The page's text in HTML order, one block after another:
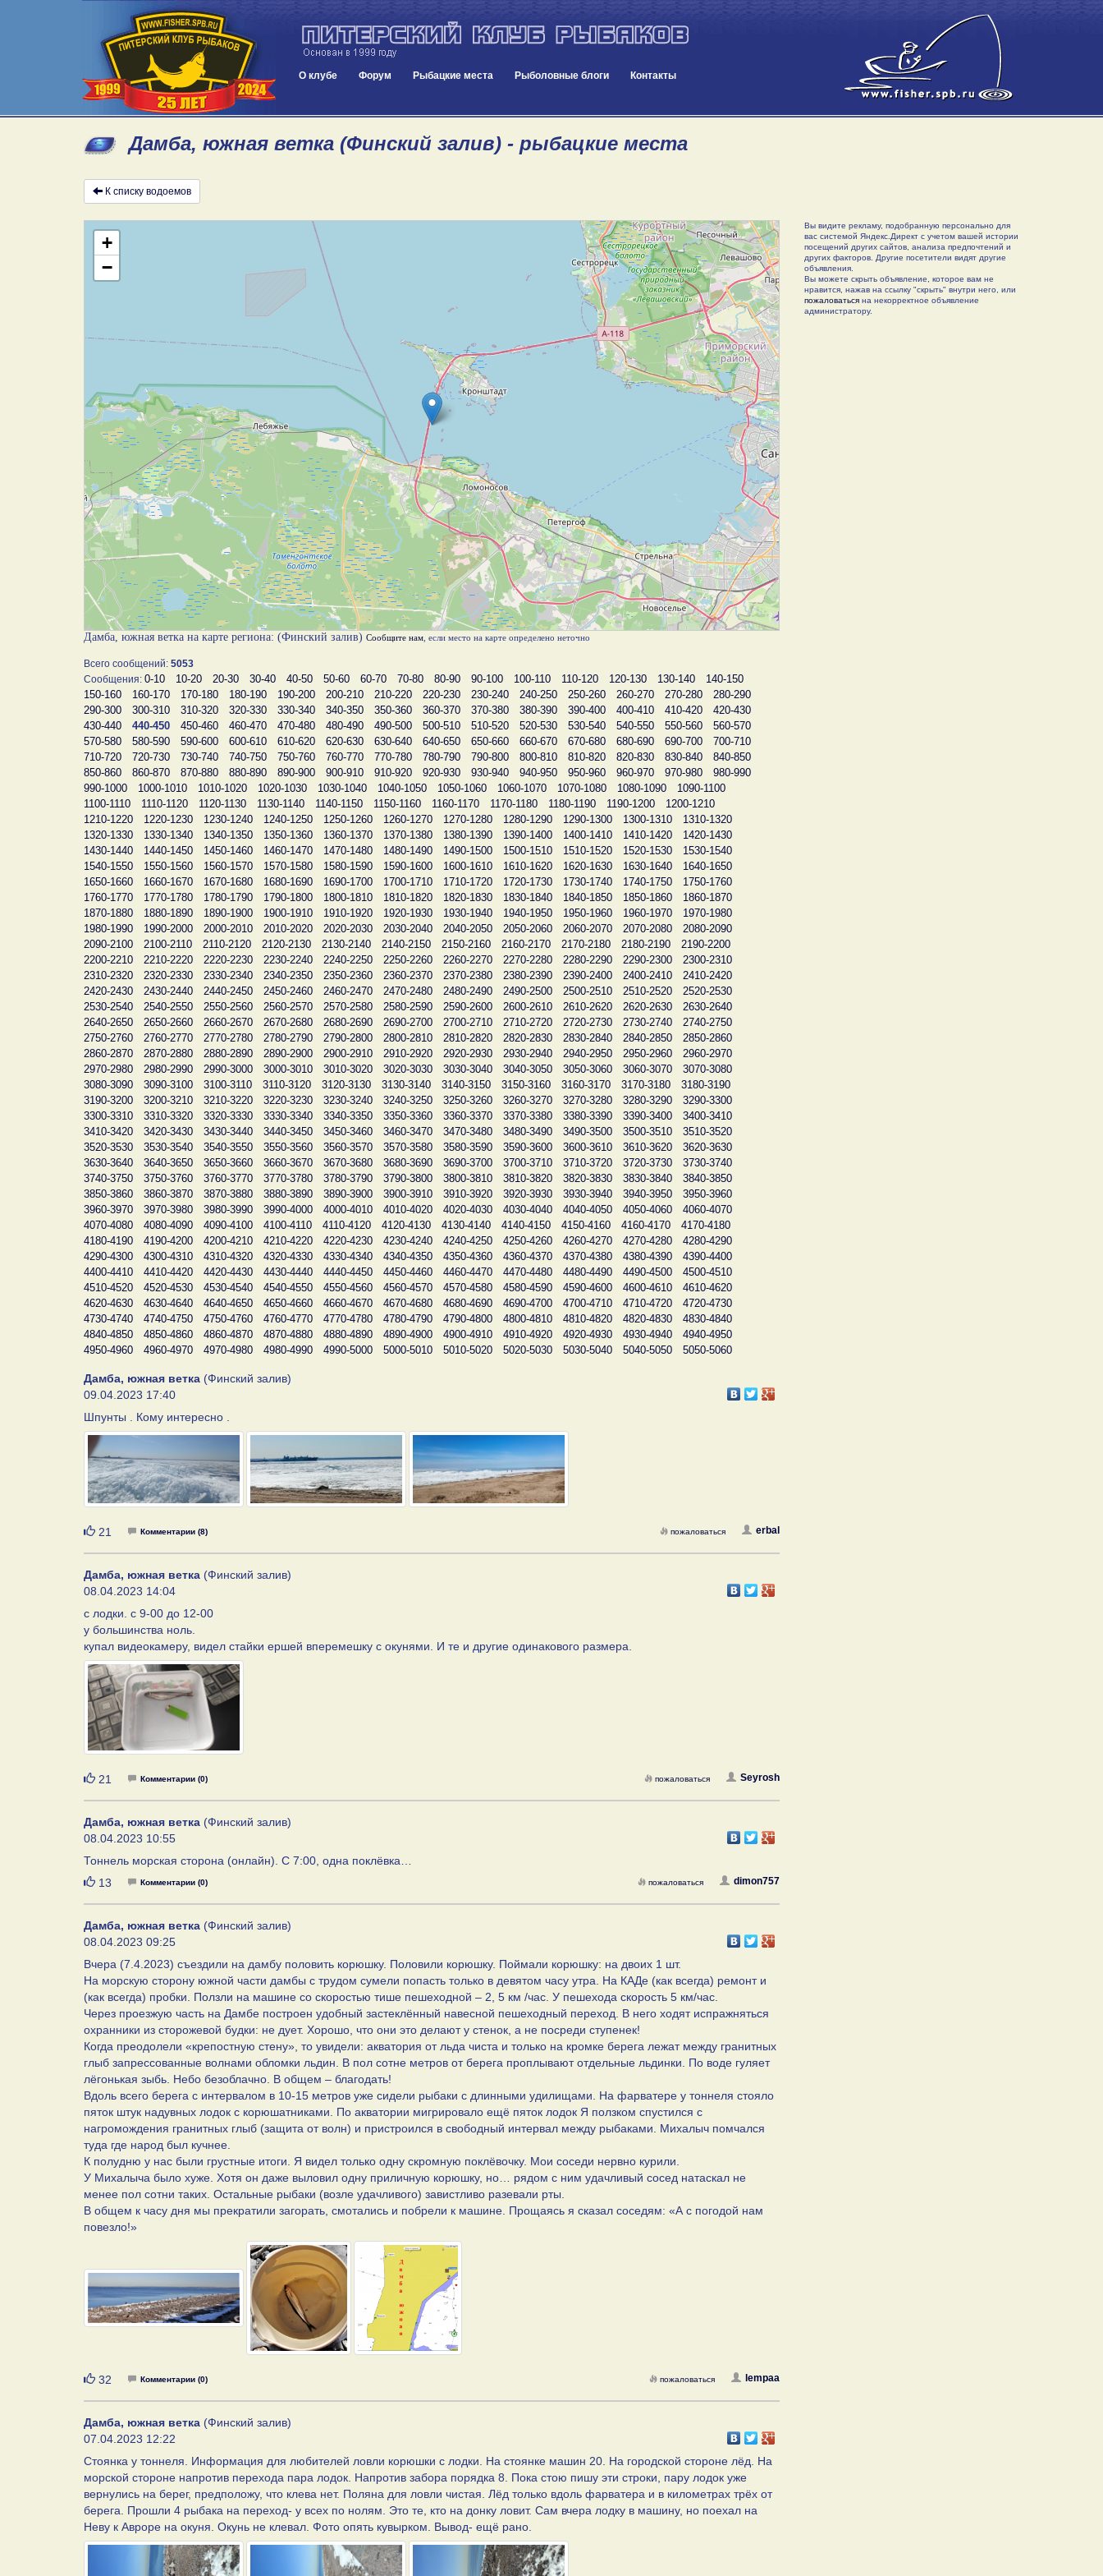
О клубе Форум Рыбацкие места Рыболовные блоги Контакты
Дамба, южная ветка (Финский залив) - рыбацкие места
К списку водоемов
+
−
Дамба, южная ветка на карте региона: (Финский залив) Сообщите нам , если место на карте определено неточно
Всего сообщений: 5053
Сообщения: 0-10 10-20 20-30 30-40 40-50 50-60 60-70 70-80 80-90 90-100 100-110 110-120 120-130 130-140
140-150
150-160
160-170 170-180 180-190 190-200 200-210 210-220 220-230 230-240 240-250 250-260 260-270 270-280
280-290
290-300
300-310 310-320 320-330 330-340 340-350 350-360 360-370 370-380 380-390 390-400 400-410 410-420
420-430
430-440
440-450 450-460 460-470 470-480 480-490 490-500 500-510 510-520 520-530 530-540 540-550 550-560
560-570
570-580
580-590 590-600 600-610 610-620 620-630 630-640 640-650 650-660 660-670 670-680 680-690 690-700
700-710
710-720
720-730 730-740 740-750 750-760 760-770 770-780 780-790 790-800 800-810 810-820 820-830 830-840
840-850
850-860
860-870 870-880 880-890 890-900 900-910 910-920 920-930 930-940 940-950 950-960 960-970 970-980
980-990
990-1000
1000-1010 1010-1020 1020-1030 1030-1040 1040-1050 1050-1060 1060-1070 1070-1080 1080-1090
1090-1100
1100-1110
1110-1120 1120-1130 1130-1140 1140-1150 1150-1160 1160-1170 1170-1180 1180-1190 1190-1200
1200-1210
1210-1220
1220-1230 1230-1240 1240-1250 1250-1260 1260-1270 1270-1280 1280-1290 1290-1300 1300-1310
1310-1320
1320-1330
1330-1340 1340-1350 1350-1360 1360-1370 1370-1380 1380-1390 1390-1400 1400-1410 1410-1420
1420-1430
1430-1440
1440-1450 1450-1460 1460-1470 1470-1480 1480-1490 1490-1500 1500-1510 1510-1520 1520-1530
1530-1540
1540-1550
1550-1560 1560-1570 1570-1580 1580-1590 1590-1600 1600-1610 1610-1620 1620-1630 1630-1640
1640-1650
1650-1660
1660-1670 1670-1680 1680-1690 1690-1700 1700-1710 1710-1720 1720-1730 1730-1740 1740-1750
1750-1760
1760-1770
1770-1780 1780-1790 1790-1800 1800-1810 1810-1820 1820-1830 1830-1840 1840-1850 1850-1860
1860-1870
1870-1880
1880-1890 1890-1900 1900-1910 1910-1920 1920-1930 1930-1940 1940-1950 1950-1960 1960-1970
1970-1980
1980-1990
1990-2000 2000-2010 2010-2020 2020-2030 2030-2040 2040-2050 2050-2060 2060-2070 2070-2080
2080-2090
2090-2100
2100-2110 2110-2120 2120-2130 2130-2140 2140-2150 2150-2160 2160-2170 2170-2180 2180-2190
2190-2200
2200-2210
2210-2220 2220-2230 2230-2240 2240-2250 2250-2260 2260-2270 2270-2280 2280-2290 2290-2300
2300-2310
2310-2320
2320-2330 2330-2340 2340-2350 2350-2360 2360-2370 2370-2380 2380-2390 2390-2400 2400-2410
2410-2420
2420-2430
2430-2440 2440-2450 2450-2460 2460-2470 2470-2480 2480-2490 2490-2500 2500-2510 2510-2520
2520-2530
2530-2540
2540-2550 2550-2560 2560-2570 2570-2580 2580-2590 2590-2600 2600-2610 2610-2620 2620-2630
2630-2640
2640-2650
2650-2660 2660-2670 2670-2680 2680-2690 2690-2700 2700-2710 2710-2720 2720-2730 2730-2740
2740-2750
2750-2760
2760-2770 2770-2780 2780-2790 2790-2800 2800-2810 2810-2820 2820-2830 2830-2840 2840-2850
2850-2860
2860-2870
2870-2880 2880-2890 2890-2900 2900-2910 2910-2920 2920-2930 2930-2940 2940-2950 2950-2960
2960-2970
2970-2980
2980-2990 2990-3000 3000-3010 3010-3020 3020-3030 3030-3040 3040-3050 3050-3060 3060-3070
3070-3080
3080-3090
3090-3100 3100-3110 3110-3120 3120-3130 3130-3140 3140-3150 3150-3160 3160-3170 3170-3180
3180-3190
3190-3200
3200-3210 3210-3220 3220-3230 3230-3240 3240-3250 3250-3260 3260-3270 3270-3280 3280-3290
3290-3300
3300-3310
3310-3320 3320-3330 3330-3340 3340-3350 3350-3360 3360-3370 3370-3380 3380-3390 3390-3400
3400-3410
3410-3420
3420-3430 3430-3440 3440-3450 3450-3460 3460-3470 3470-3480 3480-3490 3490-3500 3500-3510
3510-3520
3520-3530
3530-3540 3540-3550 3550-3560 3560-3570 3570-3580 3580-3590 3590-3600 3600-3610 3610-3620
3620-3630
3630-3640
3640-3650 3650-3660 3660-3670 3670-3680 3680-3690 3690-3700 3700-3710 3710-3720 3720-3730
3730-3740
3740-3750
3750-3760 3760-3770 3770-3780 3780-3790 3790-3800 3800-3810 3810-3820 3820-3830 3830-3840
3840-3850
3850-3860
3860-3870 3870-3880 3880-3890 3890-3900 3900-3910 3910-3920 3920-3930 3930-3940 3940-3950
3950-3960
3960-3970
3970-3980 3980-3990 3990-4000 4000-4010 4010-4020 4020-4030 4030-4040 4040-4050 4050-4060
4060-4070
4070-4080
4080-4090 4090-4100 4100-4110 4110-4120 4120-4130 4130-4140 4140-4150 4150-4160 4160-4170
4170-4180
4180-4190
4190-4200 4200-4210 4210-4220 4220-4230 4230-4240 4240-4250 4250-4260 4260-4270 4270-4280
4280-4290
4290-4300
4300-4310 4310-4320 4320-4330 4330-4340 4340-4350 4350-4360 4360-4370 4370-4380 4380-4390
4390-4400
4400-4410
4410-4420 4420-4430 4430-4440 4440-4450 4450-4460 4460-4470 4470-4480 4480-4490 4490-4500
4500-4510
4510-4520
4520-4530 4530-4540 4540-4550 4550-4560 4560-4570 4570-4580 4580-4590 4590-4600 4600-4610
4610-4620
4620-4630
4630-4640 4640-4650 4650-4660 4660-4670 4670-4680 4680-4690 4690-4700 4700-4710 4710-4720
4720-4730
4730-4740
4740-4750 4750-4760 4760-4770 4770-4780 4780-4790 4790-4800 4800-4810 4810-4820 4820-4830
4830-4840
4840-4850
4850-4860 4860-4870 4870-4880 4880-4890 4890-4900 4900-4910 4910-4920 4920-4930 4930-4940
4940-4950
4950-4960
4960-4970 4970-4980 4980-4990 4990-5000 5000-5010 5010-5020 5020-5030 5030-5040 5040-5050 5050-5060
Дамба, южная ветка (Финский залив)
09.04.2023 17:40
Шпунты . Кому интересно .
Нравится
21 Комментарии (8) erbal
пожаловаться
Дамба, южная ветка (Финский залив)
08.04.2023 14:04
с лодки. с 9-00 до 12-00
у большинства ноль.
купал видеокамеру, видел стайки ершей вперемешку с окунями. И те и другие одинакового размера.
Нравится
21 Комментарии (0) Seyrosh
пожаловаться
Дамба, южная ветка (Финский залив)
08.04.2023 10:55
Тоннель морская сторона (онлайн). С 7:00, одна поклёвка…
Нравится
13 Комментарии (0) dimon757
пожаловаться
Дамба, южная ветка (Финский залив)
08.04.2023 09:25
Вчера (7.4.2023) съездили на дамбу половить корюшку. Половили корюшку. Поймали корюшку: на двоих 1 шт.
На морскую сторону южной части дамбы с трудом сумели попасть только в девятом часу утра. На КАДе (как всегда) ремонт и
(как всегда) пробки. Ползли на машине со скоростью тише пешеходной – 2, 5 км /час. У пешехода скорость 5 км/час.
Через проезжую часть на Дамбе построен удобный застеклённый навесной пешеходный переход. В него ходят испражняться
охранники из сторожевой будки: не дует. Хорошо, что они это делают у стенок, а не посреди ступенек!
Когда преодолели «крепостную стену», то увидели: акватория от льда чиста и только на кромке берега лежат между гранитных
глыб запрессованные волнами обломки льдин. В пол сотне метров от берега проплывают отдельные льдинки. По воде гуляет
лёгонькая зыбь. Небо безоблачно. В общем – благодать!
Вдоль всего берега с интервалом в 10-15 метров уже сидели рыбаки с длинными удилищами. На фарватере у тоннеля стояло
пяток штук надувных лодок с корюшатниками. По акватории мигрировало ещё пяток лодок Я ползком спустился с
нагромождения гранитных глыб (защита от волн) и пристроился в свободный интервал между рыбаками. Михалыч помчался
туда где народ был кучнее.
К полудню у нас были грустные итоги. Я видел только одну скромную поклёвочку. Мои соседи нервно курили.
У Михалыча было хуже. Хотя он даже выловил одну приличную корюшку, но… рядом с ним удачливый сосед натаскал не
менее пол сотни таких. Остальные рыбаки (возле удачливого) завистливо разевали рты.
В общем к часу дня мы прекратили загорать, смотались и побрели к машине. Прощаясь я сказал соседям: «А с погодой нам
повезло!»
Нравится
32 Комментарии (0) lempaa
пожаловаться
Дамба, южная ветка (Финский залив)
07.04.2023 12:22
Стоянка у тоннеля. Информация для любителей ловли корюшки с лодки. На стоянке машин 20. На городской стороне лёд. На
морской стороне напротив перехода пара лодок. Напротив забора порядка 8. Пока стою пишу эти строки, пару лодок уже
вернулись на берег, предположу, что клева нет. Поляна для ловли чистая. Лёд только вдоль фарватера и в километрах трёх от
берега. Прошли 4 рыбака на переход- у всех по нолям. Это те, кто на донку ловит. Сам вчера лодку в машину, но поехал на
Неву к Авроре на окуня. Окунь не клевал. Фото опять кувырком. Вывод- ещё рано.
Вы видите рекламу, подобранную персонально для
вас системой Яндекс.Директ с учетом вашей истории
посещений других сайтов, анализа предпочтений и
других факторов. Другие посетители видят другие
объявления.
Вы можете скрыть объявление, которое вам не
нравится, нажав на ссылку "скрыть" внутри него, или
пожаловатьсяна некорректное объявление
администратору.